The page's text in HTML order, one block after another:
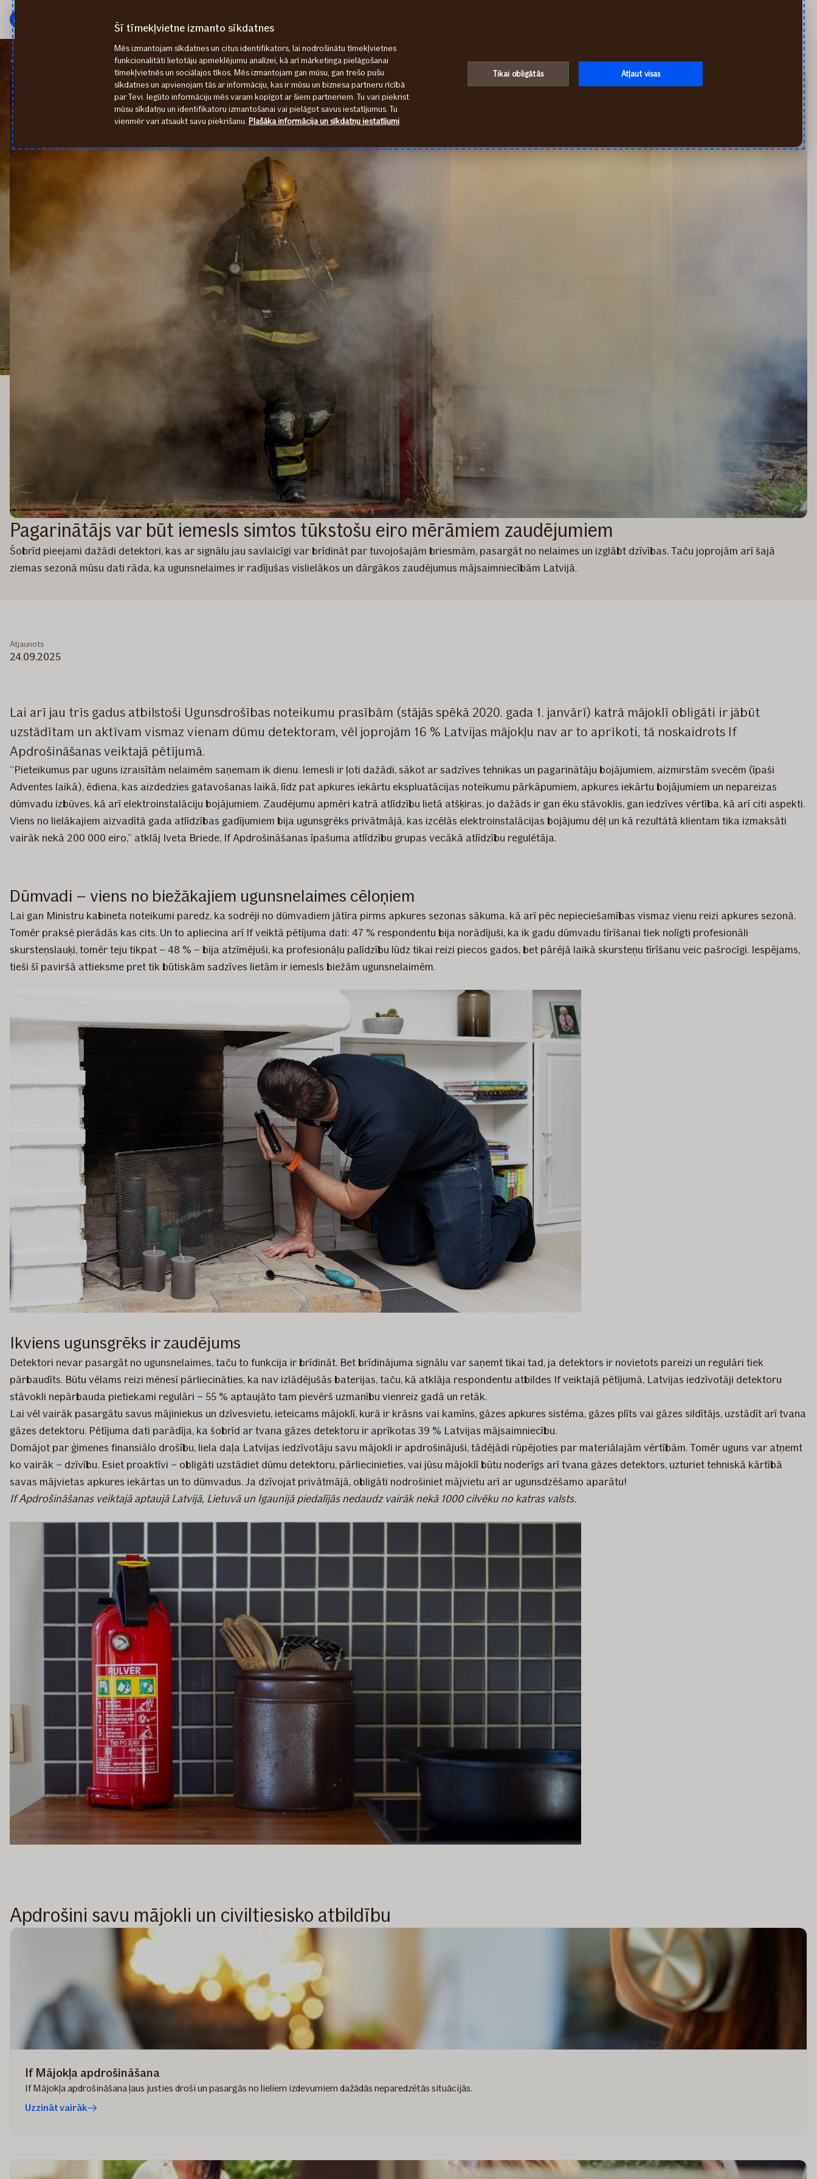
Galvenā
izvēlne
Pāriet
saturu
Pagarinātājs var būt iemesls simtos tūkstošu eiro mērāmiem zaudējumiem
Pagarinātājs var būt iemesls simtos tūkstošu eiro mērāmiem zaudējumiem
Šobrīd pieejami dažādi detektori, kas ar signālu jau savlaicīgi var brīdināt par tuvojošajām briesmām, pasargāt no nelaimes un izglābt dzīvības. Taču joprojām arī šajā
ziemas sezonā mūsu dati rāda, ka ugunsnelaimes ir radījušas vislielākos un dārgākos zaudējumus mājsaimniecībām Latvijā.
Atjaunots
24.09.2025
Lai arī jau trīs gadus atbilstoši Ugunsdrošības noteikumu prasībām (stājās spēkā 2020. gada 1. janvārī) katrā mājoklī obligāti ir jābūt
uzstādītam un aktīvam vismaz vienam dūmu detektoram, vēl joprojām 16 % Latvijas mājokļu nav ar to aprīkoti, tā noskaidrots If
Apdrošināšanas veiktajā pētījumā.
“Pieteikumus par uguns izraisītām nelaimēm saņemam ik dienu. Iemesli ir ļoti dažādi, sākot ar sadzīves tehnikas un pagarinātāju bojājumiem, aizmirstām svecēm (īpaši
Adventes laikā), ēdiena, kas aizdedzies gatavošanas laikā, līdz pat apkures iekārtu ekspluatācijas noteikumu pārkāpumiem, apkures iekārtu bojājumiem un nepareizas
dūmvadu izbūves, kā arī elektroinstalāciju bojājumiem. Zaudējumu apmēri katrā atlīdzību lietā atšķiras, jo dažāds ir gan ēku stāvoklis, gan iedzīves vērtība, kā arī citi aspekti.
Viens no lielākajiem aizvadītā gada atlīdzības gadījumiem bija ugunsgrēks privātmājā, kas izcēlās elektroinstalācijas bojājumu dēļ un kā rezultātā klientam tika izmaksāti
vairāk nekā 200 000 eiro,” atklāj Iveta Briede, If Apdrošināšanas īpašuma atlīdzību grupas vecākā atlīdzību regulētāja.
Dūmvadi – viens no biežākajiem ugunsnelaimes cēloņiem
Lai gan Ministru kabineta noteikumi paredz, ka sodrēji no dūmvadiem jātīra pirms apkures sezonas sākuma, kā arī pēc nepieciešamības vismaz vienu reizi apkures sezonā.
Tomēr praksē pierādās kas cits. Un to apliecina arī If veiktā pētījuma dati: 47 % respondentu bija norādījuši, ka ik gadu dūmvadu tīrīšanai tiek nolīgti profesionāli
skursteņslauķi, tomēr teju tikpat – 48 % – bija atzīmējuši, ka profesionāļu palīdzību lūdz tikai reizi piecos gados, bet pārējā laikā skursteņu tīrīšanu veic pašrocīgi. Iespējams,
tieši šī paviršā attieksme pret tik būtiskām sadzīves lietām ir iemesls biežām ugunsnelaimēm.
Ikviens ugunsgrēks ir zaudējums
Detektori nevar pasargāt no ugunsnelaimes, taču to funkcija ir brīdināt. Bet brīdinājuma signālu var saņemt tikai tad, ja detektors ir novietots pareizi un regulāri tiek
pārbaudīts. Būtu vēlams reizi mēnesī pārliecināties, ka nav izlādējušās baterijas, taču, kā atklāja respondentu atbildes If veiktajā pētījumā, Latvijas iedzīvotāji detektoru
stāvokli nepārbauda pietiekami regulāri – 55 % aptaujāto tam pievērš uzmanību vienreiz gadā un retāk.
Lai vēl vairāk pasargātu savus mājiniekus un dzīvesvietu, ieteicams mājoklī, kurā ir krāsns vai kamīns, gāzes apkures sistēma, gāzes plīts vai gāzes sildītājs, uzstādīt arī tvana
gāzes detektoru. Pētījuma dati parādīja, ka šobrīd ar tvana gāzes detektoru ir aprīkotas 39 % Latvijas mājsaimniecību.
Domājot par ģimenes finansiālo drošību, liela daļa Latvijas iedzīvotāju savu mājokli ir apdrošinājuši, tādējādi rūpējoties par materiālajām vērtībām. Tomēr uguns var atņemt
ko vairāk – dzīvību. Esiet proaktīvi – obligāti uzstādiet dūmu detektoru, pārliecinieties, vai jūsu mājoklī būtu noderīgs arī tvana gāzes detektors, uzturiet tehniskā kārtībā
savas mājvietas apkures iekārtas un to dūmvadus. Ja dzīvojat privātmājā, obligāti nodrošiniet mājvietu arī ar ugunsdzēšamo aparātu!
If Apdrošināšanas veiktajā aptaujā Latvijā, Lietuvā un Igaunijā piedalījās nedaudz vairāk nekā 1000 cilvēku no katras valsts.
Apdrošini savu mājokli un civiltiesisko atbildību
If Mājokļa apdrošināšana
If Mājokļa apdrošināšana ļaus justies droši un pasargās no lieliem izdevumiem dažādās neparedzētās situācijās.
Uzzināt vairāk
Šī tīmekļvietne izmanto sīkdatnes
Mēs izmantojam sīkdatnes un citus identifikators, lai nodrošinātu tīmekļvietnes
funkcionalitāti lietotāju apmeklējumu analīzei, kā arī mārketinga pielāgošanai
tīmekļvietnēs un sociālajos tīkos. Mēs izmantojam gan mūsu, gan trešo pušu
sīkdatnes un apvienojam tās ar informāciju, kas ir mūsu un biznesa partneru rīcībā
par Tevi. Iegūto informāciju mēs varam kopīgot ar šiem partneriem. Tu vari piekrist
mūsu sīkdatņu un identifikatoru izmantošanai vai pielāgot savus iestatījumus. Tu
vienmēr vari atsaukt savu piekrišanu. Plašāka informācija un sīkdatņu iestatījumi
Tikai obligātās Atļaut visas